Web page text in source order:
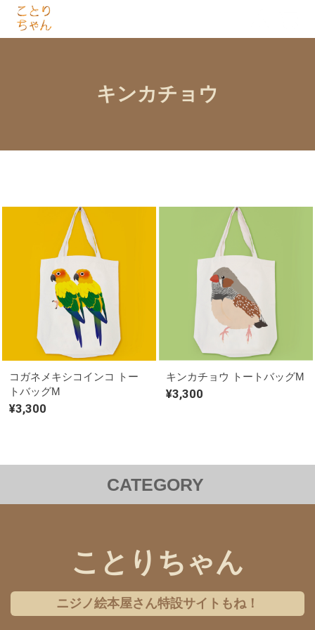
キンカチョウ
コガネメキシコインコ トー
トバッグM
¥3,300
キンカチョウ トートバッグM
¥3,300
CATEGORY
洋服 バッグ ステーショナリー 雑貨
iPhoneケース Androidケース
ギフトセット アクセサリー
ことりちゃん
ニジノ絵本屋さん特設サイトもね！